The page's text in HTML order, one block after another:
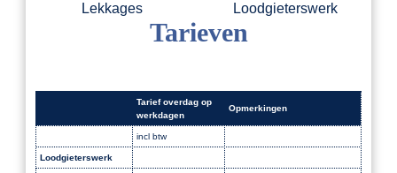
Lekkages Loodgieterswerk
Tarieven
Tarief overdag op
werkdagen
Opmerkingen
incl btw
Loodgieterswerk